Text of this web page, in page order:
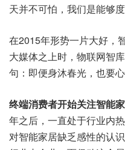
天并不可怕，我们是能够
在2015年形势一片大好，
大媒体之上时，物联网智
句：即便身沐春光，也要心
终端消费者开始关注智能
年之后，一直处于行业内
对智能家居缺乏感性的认